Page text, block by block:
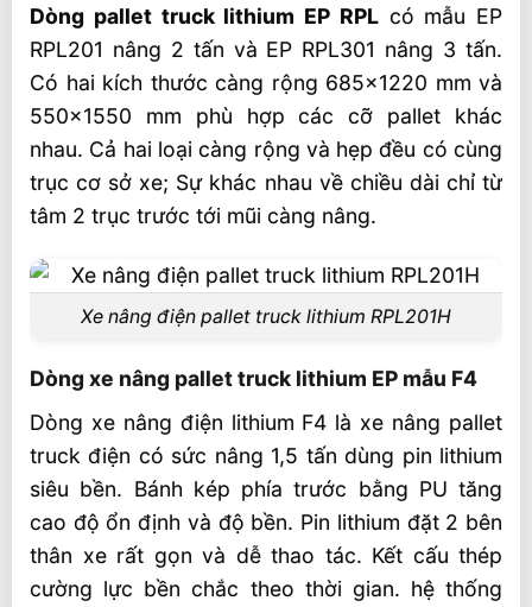
Dòng pallet truck lithium EP RPLcó mẫu EP
RPL201 nâng 2 tấn và EP RPL301 nâng 3 tấn.
Có hai kích thước càng rộng 685×1220 mm và
550×1550 mm phù hợp các cỡ pallet khác
nhau. Cả hai loại càng rộng và hẹp đều có cùng
trục cơ sở xe; Sự khác nhau về chiều dài chỉ từ
tâm 2 trục trước tới mũi càng nâng.
Xe nâng điện pallet truck lithium RPL201H
Dòng xe nâng pallet truck lithium EP mẫu F4
Dòng xe nâng điện lithium F4 là xe nâng pallet
truck điện có sức nâng 1,5 tấn dùng pin lithium
siêu bền. Bánh kép phía trước bằng PU tăng
cao độ ổn định và độ bền. Pin lithium đặt 2 bên
thân xe rất gọn và dễ thao tác. Kết cấu thép
cường lực bền chắc theo thời gian. hệ thống